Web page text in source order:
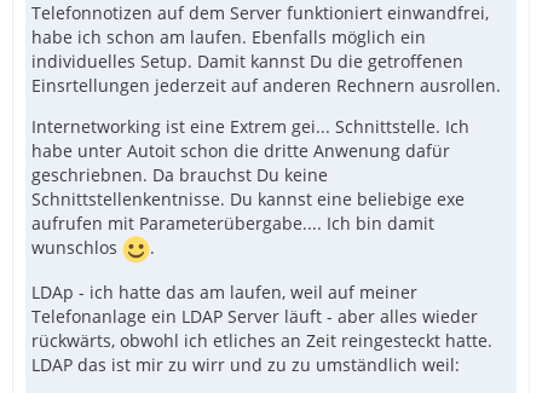
Telefonnotizen auf dem Server funktioniert einwandfrei,
habe ich schon am laufen. Ebenfalls möglich ein
individuelles Setup. Damit kannst Du die getroffenen
Einsrtellungen jederzeit auf anderen Rechnern ausrollen.
Internetworking ist eine Extrem gei... Schnittstelle. Ich
habe unter Autoit schon die dritte Anwenung dafür
geschriebnen. Da brauchst Du keine
Schnittstellenkentnisse. Du kannst eine beliebige exe
aufrufen mit Parameterübergabe.... Ich bin damit
wunschlos
.
LDAp - ich hatte das am laufen, weil auf meiner
Telefonanlage ein LDAP Server läuft - aber alles wieder
rückwärts, obwohl ich etliches an Zeit reingesteckt hatte.
LDAP das ist mir zu wirr und zu zu umständlich weil: